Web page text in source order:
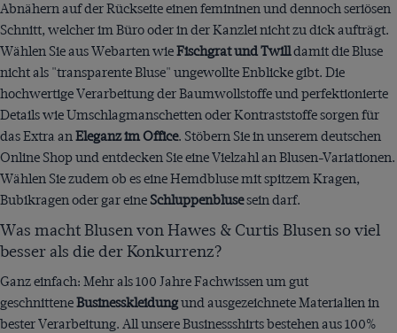
Abnähern auf der Rückseite einen femininen und dennoch seriösen
Schnitt, welcher im Büro oder in der Kanzlei nicht zu dick aufträgt.
Wählen Sie aus Webarten wieFischgrat und Twilldamit die Bluse
nicht als "transparente Bluse" ungewollte Enblicke gibt. Die
hochwertige Verarbeitung der Baumwollstoffe und perfektionierte
Details wie Umschlagmanschetten oder Kontraststoffe sorgen für
das Extra anEleganz im Office. Stöbern Sie in unserem deutschen
Online Shop und entdecken Sie eine Vielzahl an Blusen-Variationen.
Wählen Sie zudem ob es eine Hemdbluse mit spitzem Kragen,
Bubikragen oder gar eine Schluppenblusesein darf.
Was macht Blusen von Hawes & Curtis Blusen so viel
besser als die der Konkurrenz?
Ganz einfach: Mehr als 100 Jahre Fachwissen um gut
geschnitteneBusinesskleidungundausgezeichnete Materialien in
bester Verarbeitung. All unsere Businessshirts bestehen aus 100%